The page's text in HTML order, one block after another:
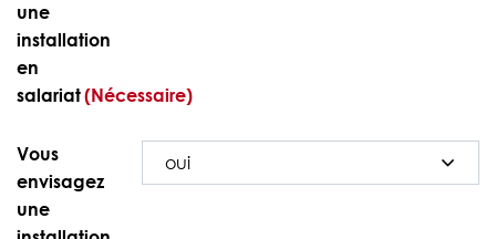
une
installation
en
salariat(Nécessaire)
Vous
envisagez
une